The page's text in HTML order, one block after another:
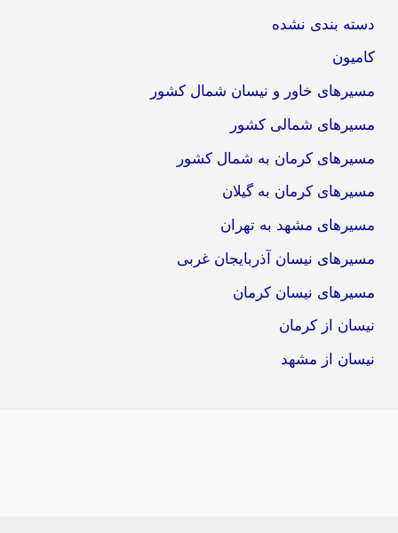
دسته بندی نشده
کامیون
مسیرهای خاور و نیسان شمال کشور
مسیرهای شمالی کشور
مسیرهای کرمان به شمال کشور
مسیرهای کرمان به گیلان
مسیرهای مشهد به تهران
مسیرهای نیسان آذربایجان غربی
مسیرهای نیسان کرمان
نیسان از کرمان
نیسان از مشهد